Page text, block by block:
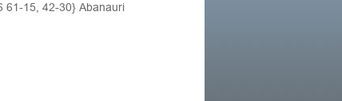
61-15, 42-30} Abanauri